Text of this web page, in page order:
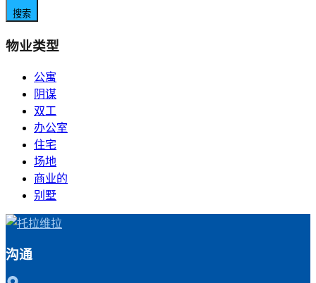
搜索
物业类型
公寓
阴谋
双工
办公室
住宅
场地
商业的
别墅
沟通